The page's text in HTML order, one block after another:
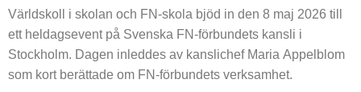
Världskoll i skolan och FN-skola bjöd in den 8 maj 2026 till
ett heldagsevent på Svenska FN-förbundets kansli i
Stockholm. Dagen inleddes av kanslichef Maria Appelblom
som kort berättade om FN-förbundets verksamhet.